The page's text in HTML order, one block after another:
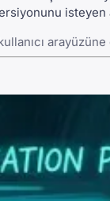
isteyen